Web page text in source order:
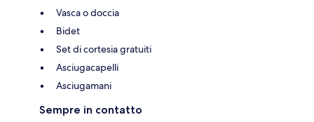
Vasca o doccia
Bidet
Set di cortesia gratuiti
Asciugacapelli
Asciugamani
Sempre in contatto